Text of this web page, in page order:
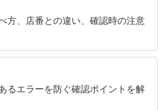
方、店番との違い、確認時の注意
るエラーを防ぐ確認ポイントを解